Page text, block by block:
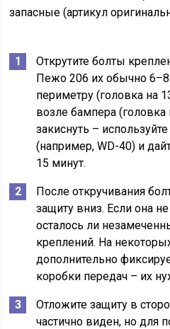
запасные (артикул
Открутите болты
Пежо 206 их обычно
периметру (головка на
возле бампера
закиснуть –
(например, WD-40) и
15 минут.
После откручивания
защиту вниз. Если она
осталось ли
креплений. На
дополнительно
коробки передач – их
Отложите защиту в
частично виден, но для